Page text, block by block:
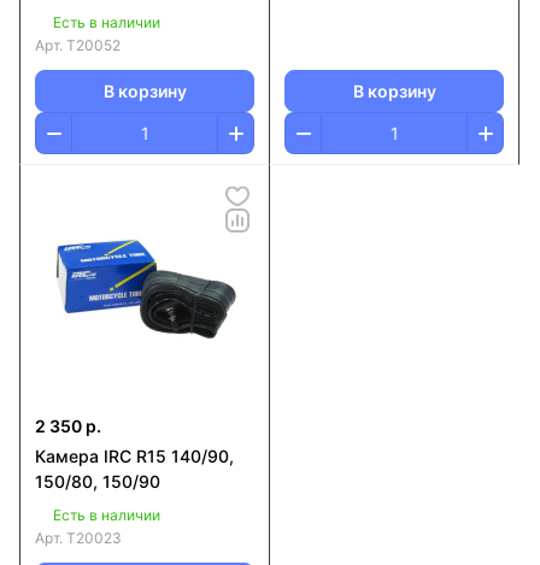
Есть в наличии
Арт. T20052
В корзину В корзину
2 350 р.
Камера IRC R15 140/90,
150/80, 150/90
Есть в наличии
Арт. T20023